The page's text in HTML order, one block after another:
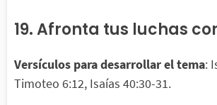
19. Afronta tus luchas
Versículos para desarrollar el tema:
Timoteo 6:12, Isaías 40:30-31.